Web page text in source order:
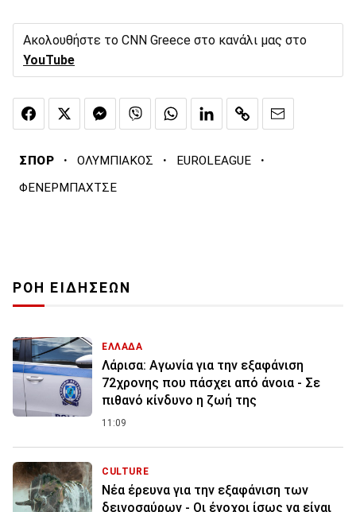
Ακολουθήστε το CNN Greece στο κανάλι μας στο
YouTube
ΣΠΟΡ · ΟΛΥΜΠΙΑΚΟΣ · EUROLEAGUE ·
ΦΕΝΕΡΜΠΑΧΤΣΕ
ΡΟΗ ΕΙΔΗΣΕΩΝ
ΕΛΛΑΔΑ
Λάρισα: Αγωνία για την εξαφάνιση
72χρονης που πάσχει από άνοια - Σε
πιθανό κίνδυνο η ζωή της
11:09
CULTURE
Νέα έρευνα για την εξαφάνιση των
δεινοσαύρων - Οι ένοχοι ίσως να είναι